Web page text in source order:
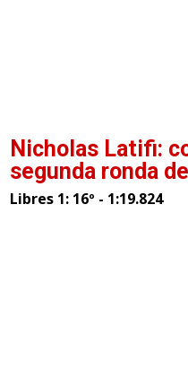
Nicholas Latifi:
segunda ronda
Libres 1: 16º - 1:19.824